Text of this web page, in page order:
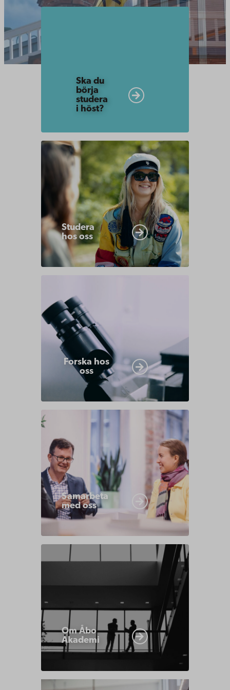
Ska du
börja
studera
i höst?
studierna
Studera
hos oss
Studera
Forska hos
oss
hos
oss
Samarbeta
med oss
Samarbeta
oss
Om Åbo
Akademi
Akademi
Bibliotek